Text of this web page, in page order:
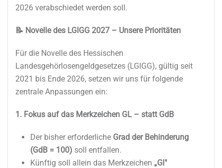
2026 verabschiedet werden soll.
📝 Novelle des LGlGG 2027 – Unsere Prioritäten
Für die Novelle des Hessischen
Landesgehörlosengeldgesetzes (LGlGG), gültig seit
2021 bis Ende 2026, setzen wir uns für folgende
zentrale Anpassungen ein:
1. Fokus auf das Merkzeichen GL – statt GdB
Der bisher erforderliche Grad der Behinderung
(GdB = 100) soll entfallen.
Künftig soll allein das Merkzeichen „Gl"